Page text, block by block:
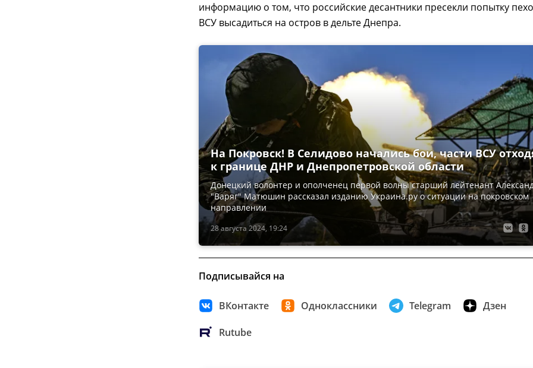
информацию о том, что российские десантники пресекли попытку
ВСУ высадиться на остров в дельте Днепра.
28 августа 2024, 19:24
На Покровск! В Селидово начались бои, части ВСУ
к границе ДНР и Днепропетровской области
Донецкий волонтер и ополченец первой волны старший лейтенант
"Варяг" Матюшин рассказал изданию Украина.ру о ситуации на покровском
направлении
Подписывайся на
ВКонтакте Одноклассники Telegram Дзен
Rutube